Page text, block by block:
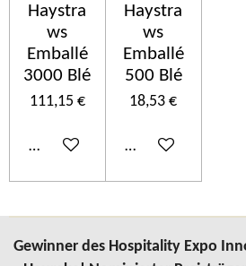
Haystra
ws
Emballé
3000 Blé
111,15 €
In den Warenkorb
Haystra
ws
Emballé
500 Blé
18,53 €
In den Warenkorb
Gewinner des Hospitality Expo